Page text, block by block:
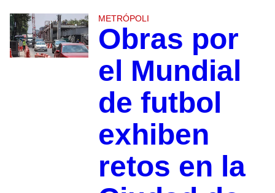
METRÓPOLI
Obras por
el Mundial
de futbol
exhiben
retos en la